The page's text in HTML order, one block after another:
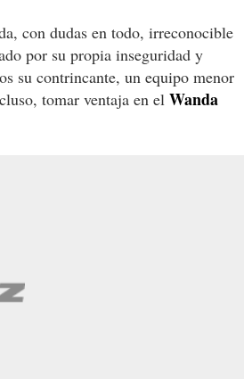
con dudas en todo, irreconocible
por su propia inseguridad y
su contrincante, un equipo menor
tomar ventaja en el Wanda